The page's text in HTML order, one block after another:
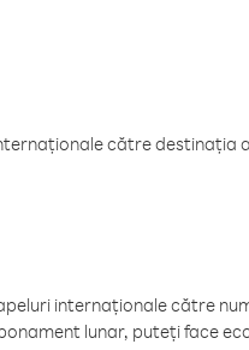
către destinația
internaționale către
lunar, puteți face